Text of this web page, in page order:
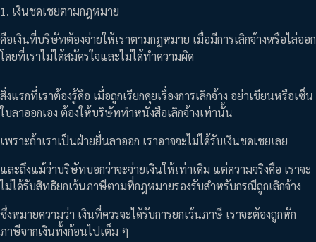
1. เงินชดเชยตามกฎหมาย
คือเงินที่บริษัทต้องจ่ายให้เราตามกฎหมาย เมื่อมีการเลิกจ้างหรือไล่ออก
โดยที่เราไม่ได้สมัครใจและไม่ได้ทำความผิด
สิ่งแรกที่เราต้องรู้คือ เมื่อถูกเรียกคุยเรื่องการเลิกจ้าง อย่าเขียนหรือเซ็น
ใบลาออกเอง ต้องให้บริษัททำหนังสือเลิกจ้างเท่านั้น
เพราะถ้าเราเป็นฝ่ายยื่นลาออก เราอาจจะไม่ได้รับเงินชดเชยเลย
และถึงแม้ว่าบริษัทบอกว่าจะจ่ายเงินให้เท่าเดิม แต่ความจริงคือ เราจะ
ไม่ได้รับสิทธิยกเว้นภาษีตามที่กฎหมายรองรับสำหรับกรณีถูกเลิกจ้าง
ซึ่งหมายความว่า เงินที่ควรจะได้รับการยกเว้นภาษี เราจะต้องถูกหัก
ภาษีจากเงินทั้งก้อนไปเต็ม ๆ